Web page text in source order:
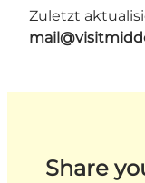
Zuletzt
Share